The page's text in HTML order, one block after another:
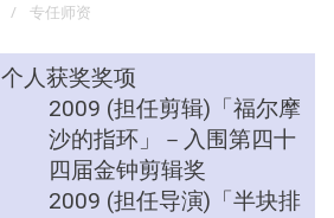
专任师资
个人获奖奖项
2009 (担任剪辑)「福尔摩
沙的指环」－入围第四十
四届金钟剪辑奖
2009 (担任导演)「半块排